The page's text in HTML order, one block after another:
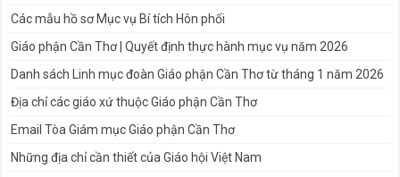
Các mẫu hồ sơ Mục vụ Bí tích Hôn phối
Giáo phận Cần Thơ | Quyết định thực hành mục vụ năm 2026
Danh sách Linh mục đoàn Giáo phận Cần Thơ từ tháng 1 năm 2026
Địa chỉ các giáo xứ thuộc Giáo phận Cần Thơ
Email Tòa Giám mục Giáo phận Cần Thơ
Những địa chỉ cần thiết của Giáo hội Việt Nam